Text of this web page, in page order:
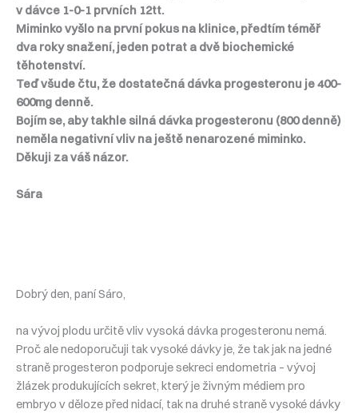
v dávce 1-0-1 prvních 12tt.
Miminko vyšlo na první pokus na klinice, předtím téměř
dva roky snažení, jeden potrat a dvě biochemické
těhotenství.
Teď všude čtu, že dostatečná dávka progesteronu je 400-
600mg denně.
Bojím se, aby takhle silná dávka progesteronu (800 denně)
neměla negativní vliv na ještě nenarozené miminko.
Děkuji za váš názor.
Sára
Dobrý den, paní Sáro,
na vývoj plodu určitě vliv vysoká dávka progesteronu nemá.
Proč ale nedoporučuji tak vysoké dávky je, že tak jak na jedné
straně progesteron podporuje sekreci endometria – vývoj
žlázek produkujících sekret, který je živným médiem pro
embryo v děloze před nidací, tak na druhé straně vysoké dávky